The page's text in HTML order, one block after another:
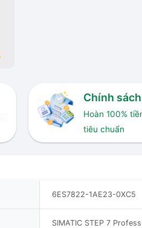
Chính
Hoàn 100%
tiêu chuẩn
6ES7822-1AE23-0XC5
SIMATIC STEP 7